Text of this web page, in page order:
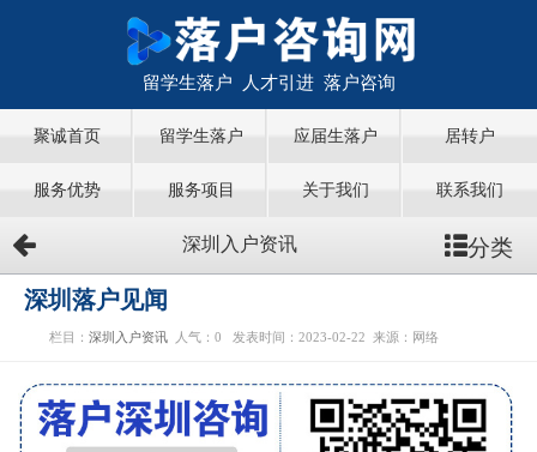
留学生落户 人才引进 落户咨询
聚诚首页 留学生落户 应届生落户 居转户
服务优势 服务项目 关于我们 联系我们
深圳入户资讯 分类
深圳落户见闻
栏目： 深圳入户资讯 人气： 0 发表时间：2023-02-22 来源：网络